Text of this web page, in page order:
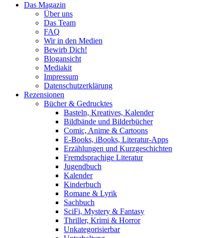
Das Magazin
Über uns
Das Team
FAQ
Wir in den Medien
Bewirb Dich!
Blogansicht
Mediakit
Impressum
Datenschutzerklärung
Rezensionen
Bücher & Gedrucktes
Basteln, Kreatives, Kalender
Bildbände und Bilderbücher
Comic, Anime & Cartoons
E-Books, iBooks, Literatur-Apps
Erzählungen und Kurzgeschichten
Fremdsprachige Literatur
Jugendbuch
Kalender
Kinderbuch
Romane & Lyrik
Sachbuch
SciFi, Mystery & Fantasy
Thriller, Krimi & Horror
Unkategorisierbar